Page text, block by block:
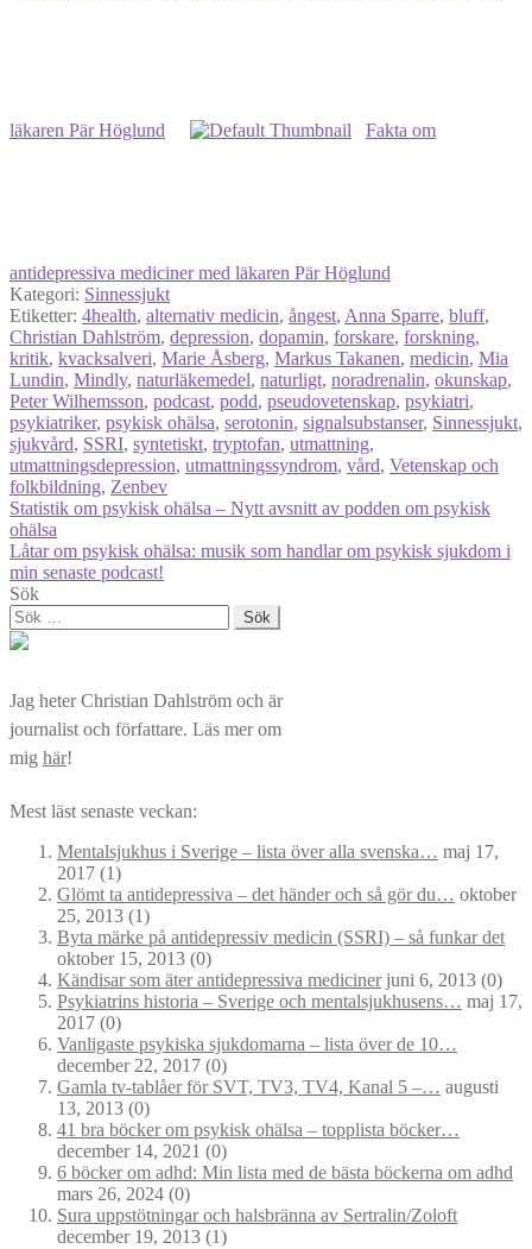
läkaren Pär Höglund Fakta om
antidepressiva mediciner med läkaren Pär Höglund
Kategori: Sinnessjukt
Etiketter: 4health, alternativ medicin, ångest, Anna Sparre, bluff,
Christian Dahlström, depression, dopamin, forskare, forskning,
kritik, kvacksalveri, Marie Åsberg, Markus Takanen, medicin, Mia
Lundin, Mindly, naturläkemedel, naturligt, noradrenalin, okunskap,
Peter Wilhemsson, podcast, podd, pseudovetenskap, psykiatri,
psykiatriker, psykisk ohälsa, serotonin, signalsubstanser, Sinnessjukt,
sjukvård, SSRI, syntetiskt, tryptofan, utmattning,
utmattningsdepression, utmattningssyndrom, vård, Vetenskap och
folkbildning, Zenbev
Inläggsnavigering
Föregående
inlägg:
Statistik om psykisk ohälsa – Nytt avsnitt av podden om psykisk
ohälsa
Nästa
inlägg:
Låtar om psykisk ohälsa: musik som handlar om psykisk sjukdom i
min senaste podcast!
Sök
Sök
efter:
Jag heter Christian Dahlström och är
journalist och författare. Läs mer om
mig här!
Mest läst senaste veckan:
Mentalsjukhus i Sverige – lista över alla svenska… maj 17,
2017 (1)
Glömt ta antidepressiva – det händer och så gör du… oktober
25, 2013 (1)
Byta märke på antidepressiv medicin (SSRI) – så funkar det
oktober 15, 2013 (0)
Kändisar som äter antidepressiva medicinerjuni 6, 2013 (0)
Psykiatrins historia – Sverige och mentalsjukhusens… maj 17,
2017 (0)
Vanligaste psykiska sjukdomarna – lista över de 10…
december 22, 2017 (0)
Gamla tv-tablåer för SVT, TV3, TV4, Kanal 5 –… augusti
13, 2013 (0)
41 bra böcker om psykisk ohälsa – topplista böcker…
december 14, 2021 (0)
6 böcker om adhd: Min lista med de bästa böckerna om adhd
mars 26, 2024 (0)
Sura uppstötningar och halsbränna av Sertralin/Zoloft
december 19, 2013 (1)